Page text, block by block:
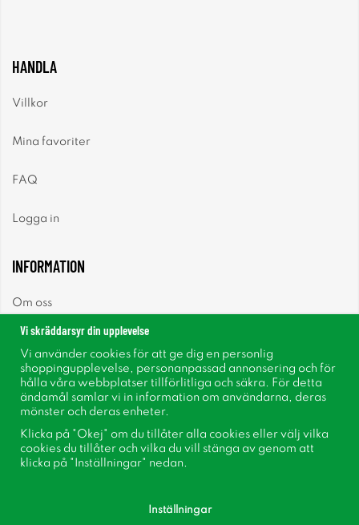
HANDLA
Villkor
Mina favoriter
FAQ
Logga in
INFORMATION
Om oss
Nyhetsbrev
Om cookies
Inspiration
Vi skräddarsyr din upplevelse
Vi använder cookies för att ge dig en personlig
shoppingupplevelse, personanpassad annonsering och för
hålla våra webbplatser tillförlitliga och säkra. För detta
ändamål samlar vi in information om användarna, deras
mönster och deras enheter.
Klicka på "Okej" om du tillåter alla cookies eller välj vilka
cookies du tillåter och vilka du vill stänga av genom att
klicka på "Inställningar" nedan.
Inställningar